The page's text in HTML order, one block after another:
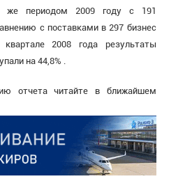
же периодом 2009 году с 191
с поставками в 297 бизнес
2008 года результаты
на 44,8% .
отчета читайте в ближайшем